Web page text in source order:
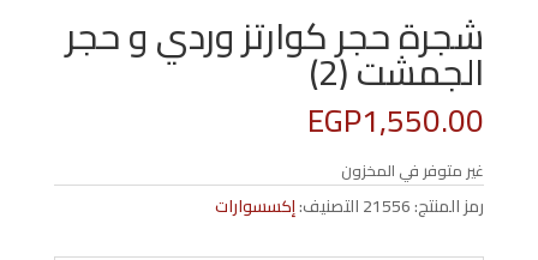
شجرة حجر كوارتز وردي و حجر
الجمشت (2)
EGP1,550.00
غير متوفر في المخزون
رمز المنتج:21556التصنيف:إكسسوارات